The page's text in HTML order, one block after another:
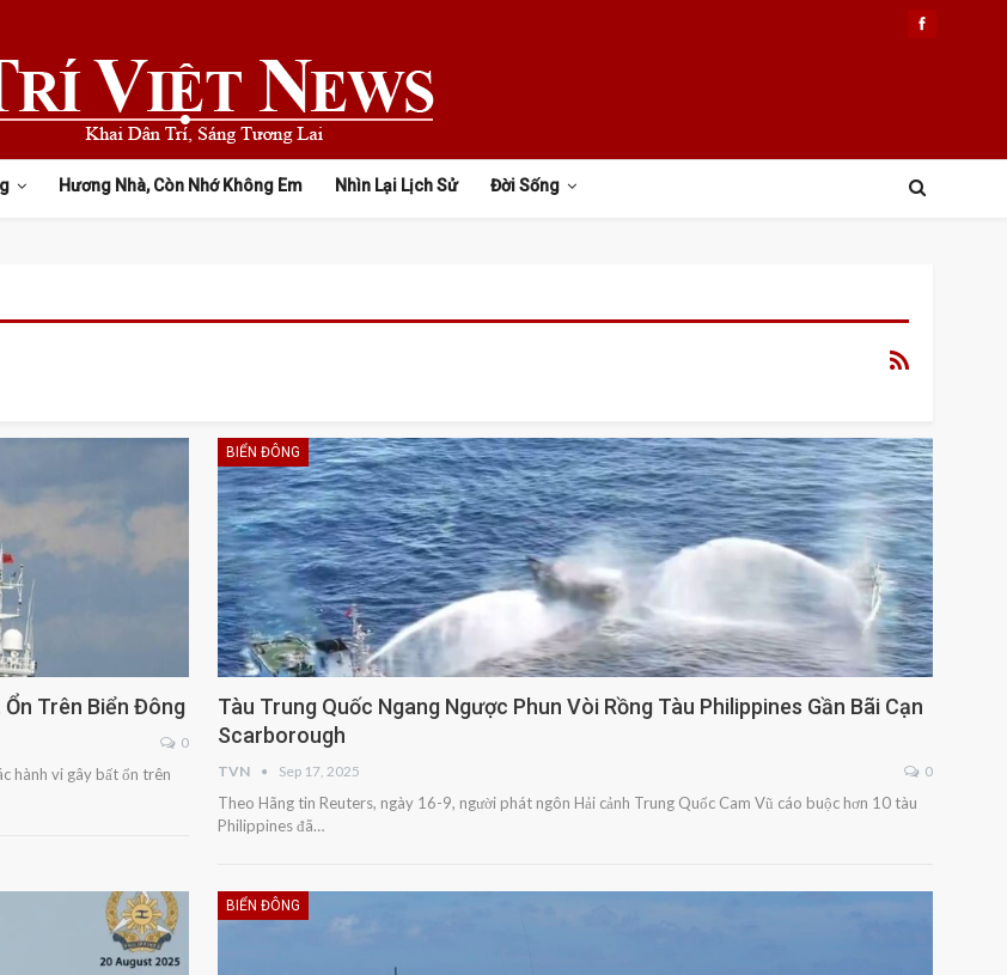
Hương Nhà, Còn Nhớ Không Em Nhìn Lại Lịch Sử Đời Sống
Ổn Trên Biển Đông
0
hành vi gây bất ổn trên
BIỂN ĐÔNG
Tàu Trung Quốc Ngang Ngược Phun Vòi Rồng Tàu Philippines Gần Bãi Cạn
Scarborough
TVN Sep 17, 2025 0
Theo Hãng tin Reuters, ngày 16-9, người phát ngôn Hải cảnh Trung Quốc Cam Vũ cáo buộc hơn 10 tàu
Philippines đã…
BIỂN ĐÔNG